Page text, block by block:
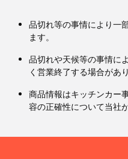
品切れ等の事情により一
ます。
品切れや天候等の事情に
く営業終了する場合があり
商品情報はキッチンカー
容の正確性について当社